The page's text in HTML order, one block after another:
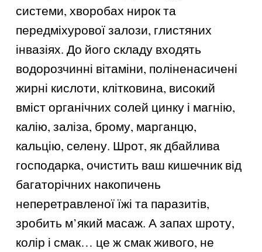
системи, хворобах нирок та
передміхурової залози, глистяних
інвазіях. До його складу входять
водорозчинні вітаміни, поліненасичені
жирні кислоти, клітковина, високий
вміст органічних солей цинку і магнію,
калію, заліза, брому, марганцю,
кальцію, селену. Шрот, як дбайлива
господарка, очистить ваш кишечник від
багаторічних накопичень
неперетравленої їжі та паразитів,
зробить м’який масаж. А запах шроту,
колір і смак… це ж смак живого, не